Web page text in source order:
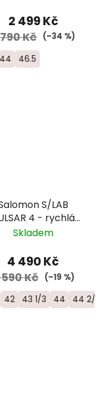
2 499 Kč
Kč (–34 %)
44 46.5
S/LAB
4 - rychlá
běžecká bota
Skladem
4 490 Kč
Kč (–19 %)
42 43 1/3 44 44 2/3